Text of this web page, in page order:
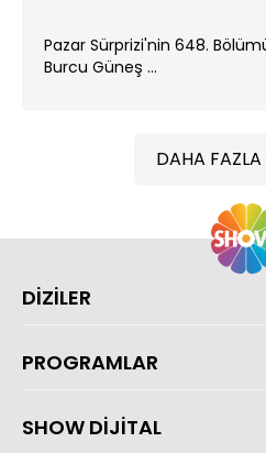
Pazar Sürprizi'nin 648.
Burcu Güneş ...
DAHA FAZLA
DİZİLER
PROGRAMLAR
SHOW DİJİTAL